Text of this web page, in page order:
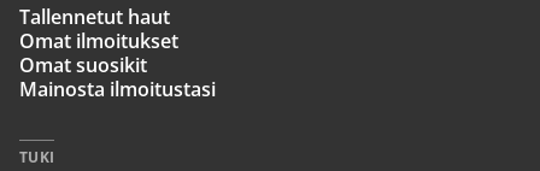
Tallennetut haut
Omat ilmoitukset
Omat suosikit
Mainosta ilmoitustasi
TUKI